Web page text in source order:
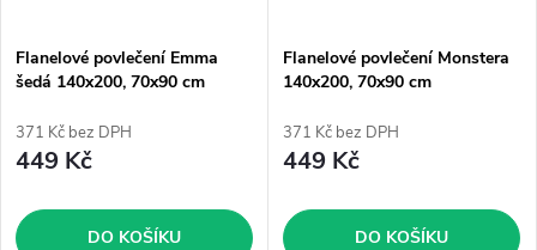
Flanelové povlečení Emma
šedá 140x200, 70x90 cm
371 Kč bez DPH
449 Kč
DO KOŠÍKU
Flanelové povlečení Monstera
140x200, 70x90 cm
371 Kč bez DPH
449 Kč
DO KOŠÍKU